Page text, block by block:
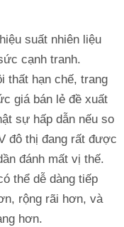
suất nhiên liệu
cạnh tranh.
thất hạn chế, trang
giá bán lẻ đề xuất
sự hấp dẫn nếu so
đô thị đang rất được
đánh mất vị thế.
thể dễ dàng tiếp
rộng rãi hơn, và
hơn.